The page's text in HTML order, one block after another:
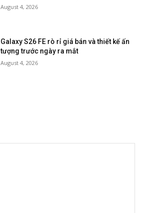
August 4, 2026
Galaxy S26 FE rò rỉ giá bán và thiết kế ấn
tượng trước ngày ra mắt
August 4, 2026